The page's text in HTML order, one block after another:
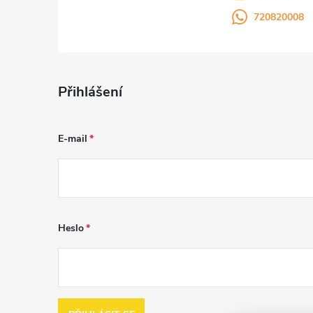
720820008
Přihlášení
E-mail
Heslo